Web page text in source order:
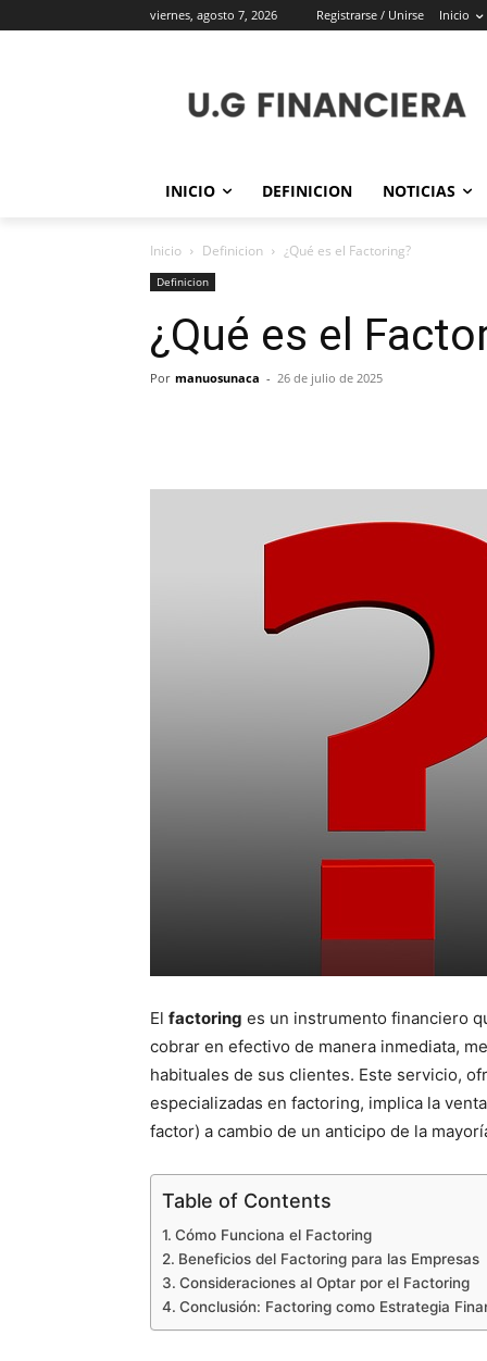
viernes, agosto 7, 2026 Registrarse / Unirse Inicio
INICIO DEFINICION NOTICIAS
Inicio Definicion ¿Qué es el Factoring?
Definicion
¿Qué es el
Por manuosunaca - 26 de julio de 2025
El factoring es un instrumento financiero
cobrar en efectivo de manera inmediata,
habituales de sus clientes. Este servicio,
especializadas en factoring, implica la
factor) a cambio de un anticipo de la
Table of Contents
Cómo Funciona el Factoring
Beneficios del Factoring para las Empresas
Consideraciones al Optar por el Factoring
Conclusión: Factoring como Estrategia